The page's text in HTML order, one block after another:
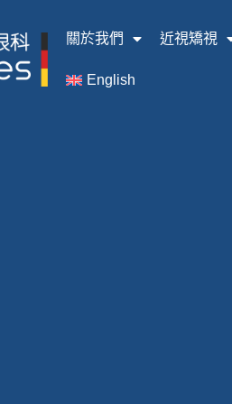
關於我們 近視矯視
English